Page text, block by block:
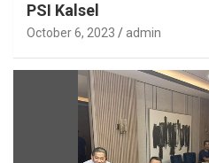
PSI Kalsel
October 6, 2023 admin